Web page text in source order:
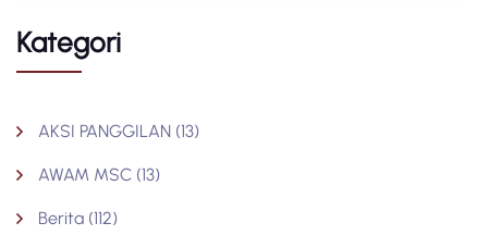
Kategori
AKSI PANGGILAN (13)
AWAM MSC (13)
Berita (112)